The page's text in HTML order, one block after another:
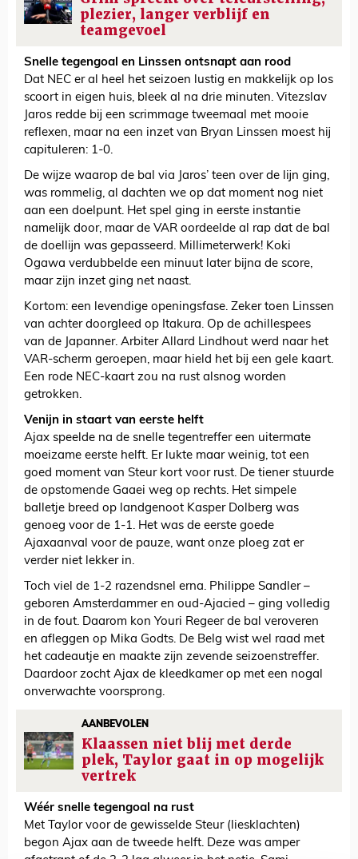
plezier, langer verblijf en
teamgevoel
Snelle tegengoal en Linssen ontsnapt aan rood
Dat NEC er al heel het seizoen lustig en makkelijk op los
scoort in eigen huis, bleek al na drie minuten. Vitezslav
Jaros redde bij een scrimmage tweemaal met mooie
reflexen, maar na een inzet van Bryan Linssen moest hij
capituleren: 1-0.
De wijze waarop de bal via Jaros’ teen over de lijn ging,
was rommelig, al dachten we op dat moment nog niet
aan een doelpunt. Het spel ging in eerste instantie
namelijk door, maar de VAR oordeelde al rap dat de bal
de doellijn was gepasseerd. Millimeterwerk! Koki
Ogawa verdubbelde een minuut later bijna de score,
maar zijn inzet ging net naast.
Kortom: een levendige openingsfase. Zeker toen Linssen
van achter doorgleed op Itakura. Op de achillespees
van de Japanner. Arbiter Allard Lindhout werd naar het
VAR-scherm geroepen, maar hield het bij een gele kaart.
Een rode NEC-kaart zou na rust alsnog worden
getrokken.
Venijn in staart van eerste helft
Ajax speelde na de snelle tegentreffer een uitermate
moeizame eerste helft. Er lukte maar weinig, tot een
goed moment van Steur kort voor rust. De tiener stuurde
de opstomende Gaaei weg op rechts. Het simpele
balletje breed op landgenoot Kasper Dolberg was
genoeg voor de 1-1. Het was de eerste goede
Ajaxaanval voor de pauze, want onze ploeg zat er
verder niet lekker in.
Toch viel de 1-2 razendsnel erna. Philippe Sandler –
geboren Amsterdammer en oud-Ajacied – ging volledig
in de fout. Daarom kon Youri Regeer de bal veroveren
en afleggen op Mika Godts. De Belg wist wel raad met
het cadeautje en maakte zijn zevende seizoenstreffer.
Daardoor zocht Ajax de kleedkamer op met een nogal
onverwachte voorsprong.
AANBEVOLEN
Klaassen niet blij met derde
plek, Taylor gaat in op mogelijk
vertrek
Wéér snelle tegengoal na rust
Met Taylor voor de gewisselde Steur (liesklachten)
begon Ajax aan de tweede helft. Deze was amper